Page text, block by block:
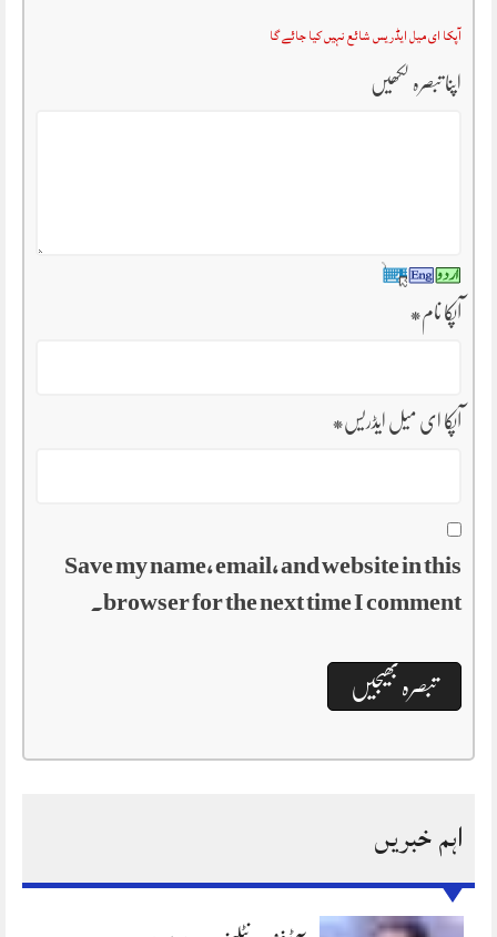
آپکا ای میل ایڈریس شائع نہیں کیا جائے گا
اپنا تبصرہ لکھیں
آپکا نام*
آپکا ای میل ایڈریس*
Save my name, email, and website in this
browser for the next time I comment.
اہم خبریں